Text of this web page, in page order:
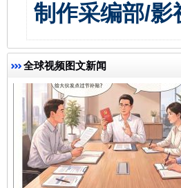
制作采编部/影
全球视频图文新闻
揭开“小金库”的免责幌子